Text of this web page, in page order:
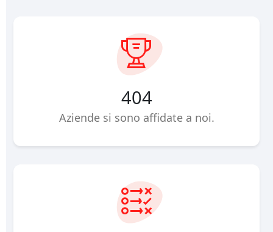
648
Aziende si sono affidate a noi.